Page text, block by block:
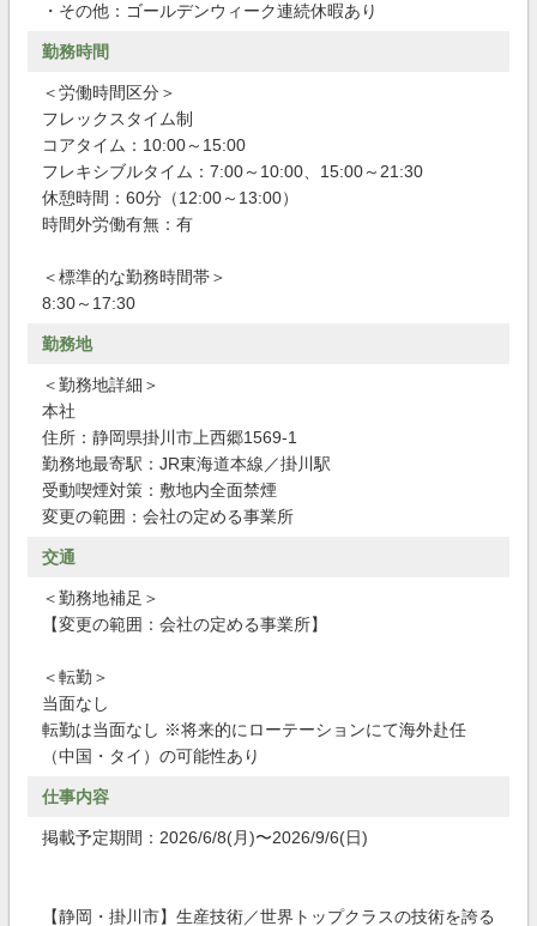
・その他：ゴールデンウィーク連続休暇あり
勤務時間
＜労働時間区分＞
フレックスタイム制
コアタイム：10:00～15:00
フレキシブルタイム：7:00～10:00、15:00～21:30
休憩時間：60分（12:00～13:00）
時間外労働有無：有
＜標準的な勤務時間帯＞
8:30～17:30
勤務地
＜勤務地詳細＞
本社
住所：静岡県掛川市上西郷1569-1
勤務地最寄駅：JR東海道本線／掛川駅
受動喫煙対策：敷地内全面禁煙
変更の範囲：会社の定める事業所
交通
＜勤務地補足＞
【変更の範囲：会社の定める事業所】
＜転勤＞
当面なし
転勤は当面なし ※将来的にローテーションにて海外赴任
（中国・タイ）の可能性あり
仕事内容
掲載予定期間：2026/6/8(月)〜2026/9/6(日)
【静岡・掛川市】生産技術／世界トップクラスの技術を誇る